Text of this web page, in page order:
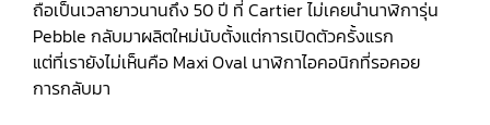
ถือเป็นเวลายาวนานถึง 50 ปี ที่ Cartier ไม่เคยนำนาฬิการุ่น
Pebble กลับมาผลิตใหม่นับตั้งแต่การเปิดตัวครั้งแรก
แต่ที่เรายังไม่เห็นคือ Maxi Oval นาฬิกาไอคอนิกที่รอคอย
การกลับมา